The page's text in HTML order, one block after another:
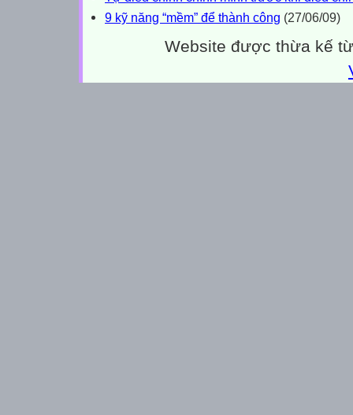
9 kỹ năng “mềm” để thành công (27/06/09)
Website được thừa kế